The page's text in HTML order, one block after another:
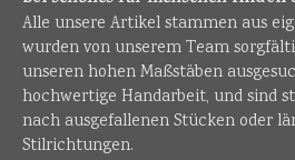
Alle unsere Artikel stammen aus
wurden von unserem Team
unseren hohen Maßstäben
hochwertige Handarbeit, und sind
nach ausgefallenen Stücken oder
Stilrichtungen.